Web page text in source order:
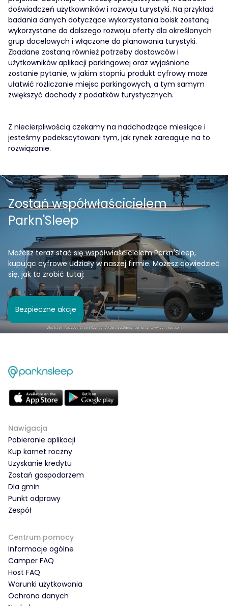
doświadczeń użytkowników i rozwoju turystyki. Na przykład
badania danych dotyczące wykorzystania boisk zostaną
wykorzystane do dalszego rozwoju oferty dla określonych
grup docelowych i włączone do planowania turystyki.
Zbadane zostaną również potrzeby dostawców i
użytkowników aplikacji parkingowej oraz wyjaśnione
zostanie pytanie, w jakim stopniu produkt cyfrowy może
ułatwić rozliczanie miejsc parkingowych, a tym samym
zwiększyć dochody z podatków turystycznych.
Z niecierpliwością czekamy na nadchodzące miesiące i
jesteśmy podekscytowani tym, jak rynek zareaguje na to
rozwiązanie.
Zostań współwłaścicielem
Parkn'Sleep
Możesz teraz stać się współwłaścicielem Parkn'Sleep,
kupując cyfrowe udziały w naszej firmie. Możesz dowiedzieć
się, jak to zrobić tutaj:
Bezpieczne akcje
Nawigacja
Pobieranie aplikacji
Kup karnet roczny
Uzyskanie kredytu
Zostań gospodarzem
Dla gmin
Punkt odprawy
Zespół
Centrum pomocy
Informacje ogólne
Camper FAQ
Host FAQ
Warunki użytkowania
Ochrona danych